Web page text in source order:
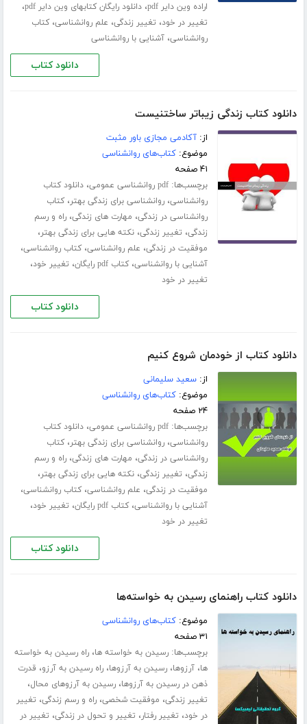
اراده وین دایر pdf
،دانلود رایگان کتابهای وین دایر pdf ،
تغییر در خود، تغییر زندگی، علم روانشناسی،کتاب
روانشناسی،آشنایی با روانشناسی
دانلود کتاب
دانلود کتاب زندگی زیباتر ساختنیست
از:آکادمی مجازی باور مثبت
موضوع:کتاب‌های روانشناسی
۴۱ صفحه
برچسب‌ها:pdf روانشناسی عمومی ،دانلود کتاب
روانشناسی،روانشناسی برای زندگی بهتر،کتاب
روانشناسی در زندگی، مهارت های زندگی،راه و رسم
زندگی، تغییر زندگی،نکته هایی برای زندگی بهتر،
موفقیت در زندگی، علم روانشناسی،کتاب روانشناسی،
آشنایی با روانشناسی،کتاب pdf رایگان ، تغییر خود،
تغییر در خود
دانلود کتاب
دانلود کتاب از خودمان شروع کنیم
از:سعید سلیمانی
موضوع:کتاب‌های روانشناسی
۲۴ صفحه
برچسب‌ها:pdf روانشناسی عمومی ،دانلود کتاب
روانشناسی،روانشناسی برای زندگی بهتر،کتاب
روانشناسی در زندگی، مهارت های زندگی،راه و رسم
زندگی، تغییر زندگی،نکته هایی برای زندگی بهتر،
موفقیت در زندگی، علم روانشناسی،کتاب روانشناسی،
آشنایی با روانشناسی،کتاب pdf رایگان ، تغییر خود،
تغییر در خود
دانلود کتاب
دانلود کتاب راهنمای رسیدن به خواسته‌ها
موضوع:کتاب‌های روانشناسی
۳۱ صفحه
برچسب‌ها:رسیدن به خواسته ها،راه رسیدن به خواسته
ها،آرزوها،رسیدن به آرزوها،راه رسیدن به آرزو، قدرت
ذهن در رسیدن به آرزوها،رسیدن به آرزوهای محال،
تغییر زندگی، موفقیت شخصی،راه و رسم زندگی، تغییر
در خود، تغییر رفتار، تغییر و تحول در زندگی، تغییر در